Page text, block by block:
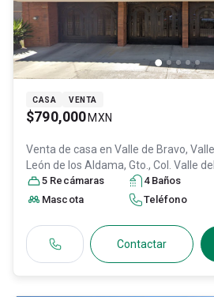
CASA VENTA
$790,000 MXN
Venta de casa en Valle de Bravo,
León de los Aldama, Gto., Col. Valle
Guanajuato, México , C.P. 37150, ID:
5 Recámaras 4 Baños
Mascota Teléfono
Contactar